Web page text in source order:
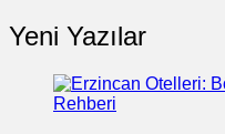
Yeni Yazılar